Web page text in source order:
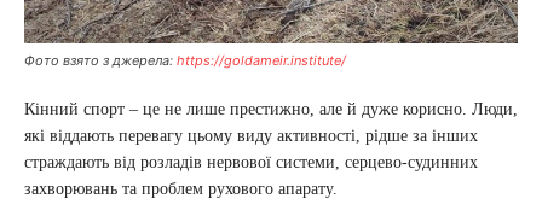
Фото взято з джерела: https://goldameir.institute/
Кінний спорт – це не лише престижно, але й дуже корисно. Люди,
які віддають перевагу цьому виду активності, рідше за інших
страждають від розладів нервової системи, серцево-судинних
захворювань та проблем рухового апарату.